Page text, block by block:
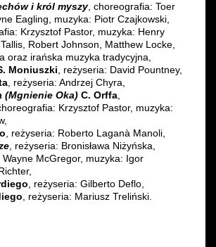
i król myszy, choreografia: Toer
Eagling, muzyka: Piotr Czajkowski,
Krzysztof Pastor, muzyka: Henry
Robert Johnson, Matthew Locke,
oraz irańska muzyka tradycyjna,
Moniuszki, reżyseria: David Pountney,
, reżyseria: Andrzej Chyra,
(Mgnienie Oka) C. Orffa,
Krzysztof Pastor, muzyka:
, reżyseria: Roberto Laganà Manoli,
, reżyseria: Bronisława Niżyńska,
Wayne McGregor, muzyka: Igor
, reżyseria: Gilberto Deflo,
, reżyseria: Mariusz Treliński.